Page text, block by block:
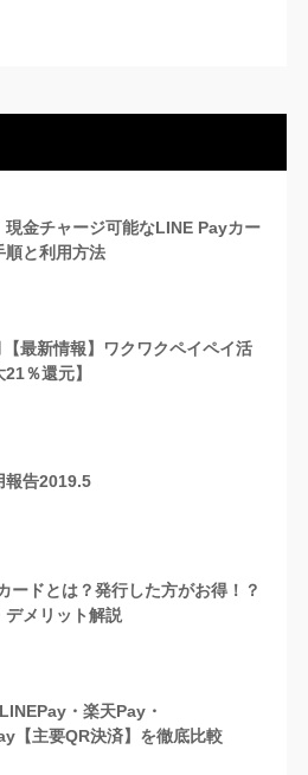
現金チャージ可能なLINE Payカー
順と利用方法
最新情報】ワクワクペイペイ活
％還元】
報告2019.5
ードとは？発行した方がお得！？
デメリット解説
・楽天Pay・
【主要QR決済】を徹底比較